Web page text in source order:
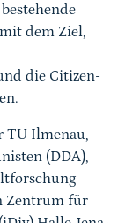
dem Ziel,
die Citizen-
TU Ilmenau,
(DDA),
Zentrum für